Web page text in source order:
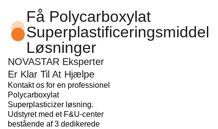
Få Polycarboxylat
Superplastificeringsmiddel
Løsninger
NOVASTAR Eksperter
Er Klar Til At Hjælpe
Kontakt os for en professionel
Polycarboxylat
Superplasticizer løsning.
Udstyret med et F&U-center
bestående af 3 dedikerede